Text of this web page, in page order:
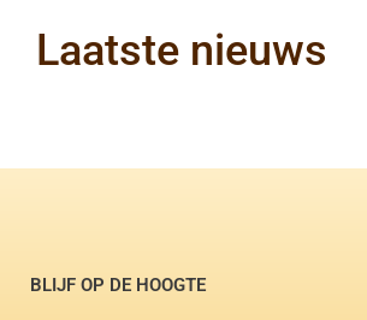
Laatste nieuws
BLIJF OP DE HOOGTE